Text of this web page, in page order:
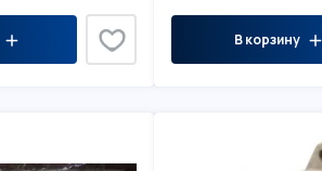
В корзину